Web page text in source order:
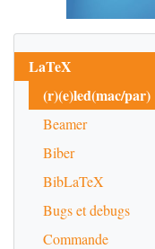
LaTeX
(r)(e)led(mac/par)
Beamer
Biber
BibLaTeX
Bugs et debugs
Commande